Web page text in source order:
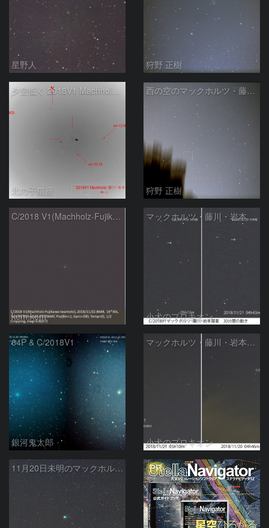
星野人 狩野 正樹
夕空低く 2018V1 Machholz・藤川・岩本彗星
北の子猫座
西の空のマックホルツ・藤川・岩本彗星 (C/2018 V1)
狩野 正樹
C/2018 V1(Machholz-Fujikawa-Iwamoto)
kem.kem
マックホルツ・藤川・岩本彗星、30分間の動き
小犬のプロキオン
64P & C/2018V1
銀河鬼太郎
マックホルツ・藤川・岩本彗星、1日の動き
小犬のプロキオン
11月20日未明のマックホルツ・藤川・岩本彗星 PR